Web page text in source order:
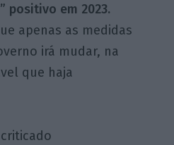
positivo em 2023.
apenas as medidas
irá mudar, na
que haja